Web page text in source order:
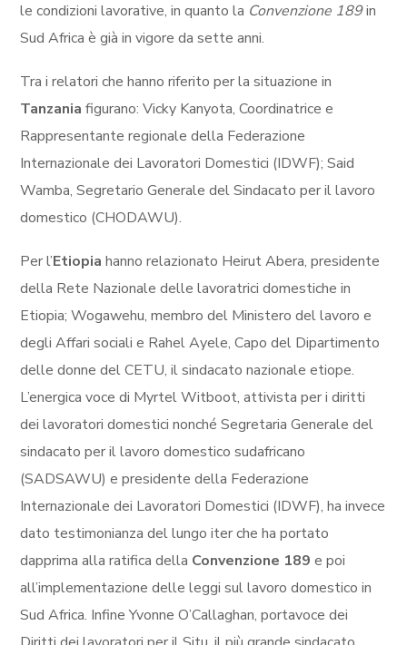
le condizioni lavorative, in quanto la Convenzione 189in
Sud Africa è già in vigore da sette anni.
Tra i relatori che hanno riferito per la situazione in
Tanzania figurano: Vicky Kanyota, Coordinatrice e
Rappresentante regionale della Federazione
Internazionale dei Lavoratori Domestici (IDWF); Said
Wamba, Segretario Generale del Sindacato per il lavoro
domestico (CHODAWU).
Per l’Etiopia hanno relazionato Heirut Abera, presidente
della Rete Nazionale delle lavoratrici domestiche in
Etiopia; Wogawehu, membro del Ministero del lavoro e
degli Affari sociali e Rahel Ayele, Capo del Dipartimento
delle donne del CETU, il sindacato nazionale etiope.
L’energica voce di Myrtel Witboot, attivista per i diritti
dei lavoratori domestici nonché Segretaria Generale del
sindacato per il lavoro domestico sudafricano
(SADSAWU) e presidente della Federazione
Internazionale dei Lavoratori Domestici (IDWF), ha invece
dato testimonianza del lungo iter che ha portato
dapprima alla ratifica della Convenzione 189 e poi
all’implementazione delle leggi sul lavoro domestico in
Sud Africa. Infine Yvonne O’Callaghan, portavoce dei